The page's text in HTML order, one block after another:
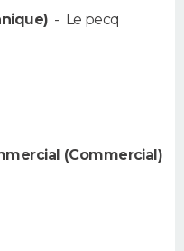
- Le pecq
(Commercial)